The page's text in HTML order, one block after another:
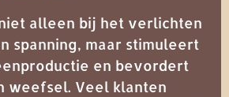
alleen bij het verlichten
spanning, maar stimuleert
en bevordert
weefsel. Veel klanten